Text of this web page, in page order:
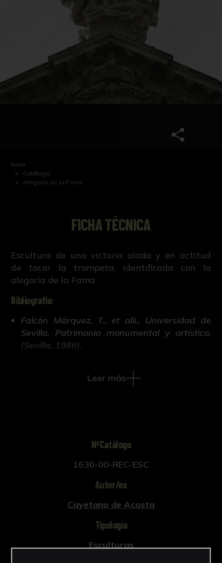
Inicio
Catálogo
Alegoría de la Fama
FICHA TÉCNICA
Escultura de una victoria alada y en actitud
de tocar la trompeta, identificada con la
alegoría de la Fama
Bibliografía:
Falcón Márquez, T., et alii., Universidad de
Sevilla. Patrimonio monumental y artístico.
(Sevilla, 1986).
Leer más
NºCatálogo
1630-00-REC-ESC
Autor/es
Cayetano de Acosta
Tipología
Esculturas